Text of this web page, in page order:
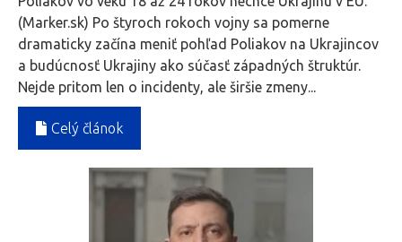
(Marker.sk) Po štyroch rokoch vojny sa pomerne
dramaticky začína meniť pohľad Poliakov na Ukrajincov
a budúcnosť Ukrajiny ako súčasť západných štruktúr.
Nejde pritom len o incidenty, ale širšie zmeny...
Celý článok